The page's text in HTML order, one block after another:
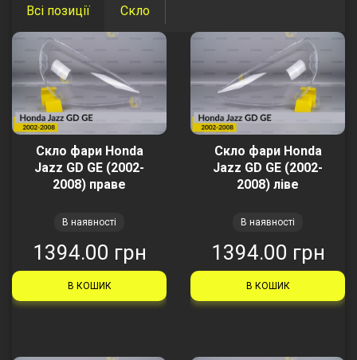
Всі позиції Скло
Скло фари Honda
Jazz GD GE (2002-
2008) праве
В наявності
1394.00 грн
В КОШИК
Скло фари Honda
Jazz GD GE (2002-
2008) ліве
В наявності
1394.00 грн
В КОШИК